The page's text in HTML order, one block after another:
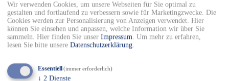
Wir verwenden Cookies, um unsere Webseiten für Sie optimal zu
gestalten und fortlaufend zu verbessern sowie für Marketingzwecke. Die
Cookies werden zur Personalisierung von Anzeigen verwendet. Hier
können Sie einsehen und anpassen, welche Information wir über Sie
sammeln. Hier finden Sie unser Impressum. Um mehr zu erfahren,
lesen Sie bitte unsere Datenschutzerklärung.
Essentiell(immer erforderlich)
↓ 2 Dienste
- +
In den Warenkorb
✓ Versand mit DHL